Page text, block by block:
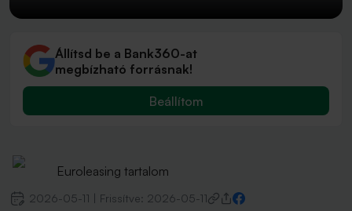
Állítsd be a Bank360-at
megbízható forrásnak!
Beállítom
Euroleasing tartalom
2026-05-11 Frissítve: 2026-05-11